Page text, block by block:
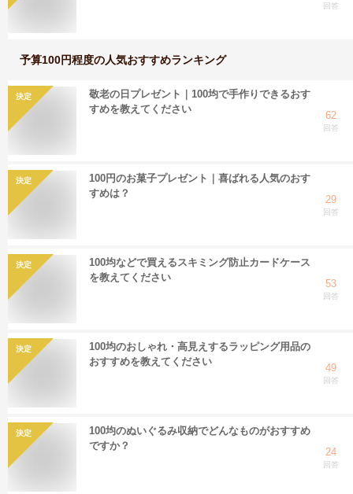
回答
予算100円程度の人気おすすめランキング
決定
敬老の日プレゼント｜100均で手作りできるおす
すめを教えてください
62
回答
決定
100円のお菓子プレゼント｜喜ばれる人気のおす
すめは？
29
回答
決定
100均などで買えるスキミング防止カードケース
を教えてください
53
回答
決定
100均のおしゃれ・高見えするラッピング用品の
おすすめを教えてください
49
回答
決定
100均のぬいぐるみ収納でどんなものがおすすめ
ですか？
24
回答